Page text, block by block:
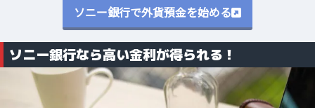
ソニー銀行で外貨預金を始める
ソニー銀行なら高い金利が得られる！